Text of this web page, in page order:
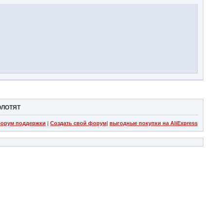
поддержки | Создать свой форум| выгодные покупки на AliExpress